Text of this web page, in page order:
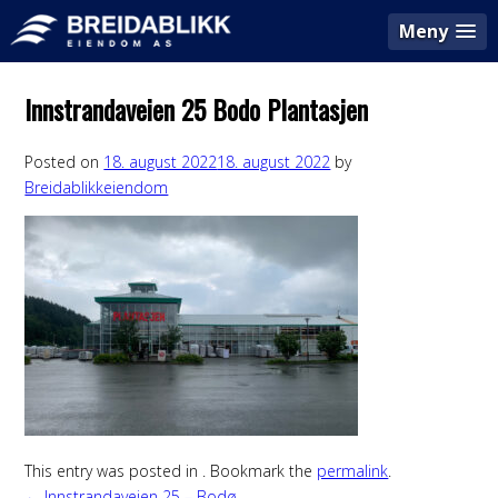
Meny
Innstrandaveien 25 Bodo Plantasjen
Posted on 18. august 202218. august 2022 by
Breidablikkeiendom
This entry was posted in . Bookmark the permalink.